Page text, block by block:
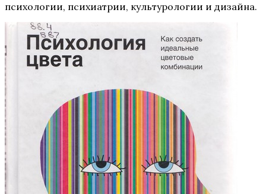
психологии, психиатрии, культурологии и дизайна.